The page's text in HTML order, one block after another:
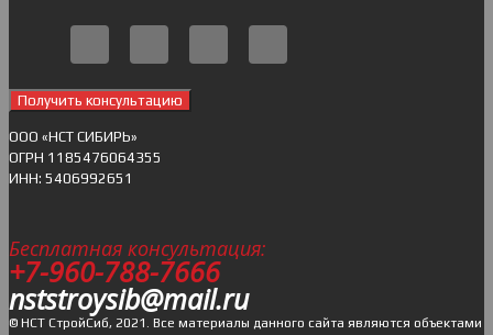
Получить консультацию
ОOO «НСТ СИБИРЬ»
ОГРН 1185476064355
ИНН: 5406992651
Бесплатная консультация:
+7-960-788-7666
nststroysib@mail.ru
© НСТ СтройСиб, 2021. Все материалы данного сайта являются объектами